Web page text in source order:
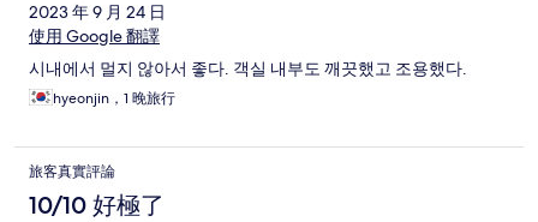
2023 年 9 月 24 日
使用 Google 翻譯
시내에서 멀지 않아서 좋다. 객실 내부도 깨끗했고 조용했다.
hyeonjin，1 晚旅行
旅客真實評論
10/10 好極了